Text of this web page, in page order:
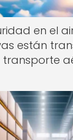
en el
están
transporte